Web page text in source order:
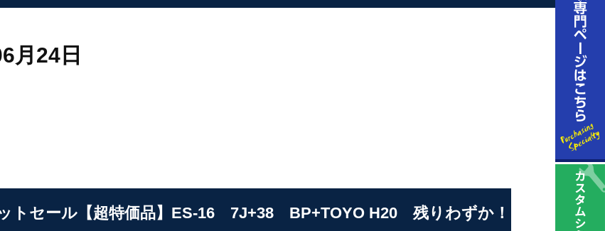
月24日
トセール【超特価品】ES-16 7J+38 BP+TOYO H20 残りわずか！